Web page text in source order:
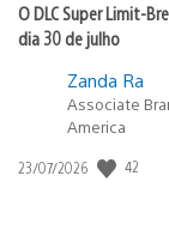
O DLC Super Limit-
dia 30 de julho
Zanda Ra
Associate
America
Data
23/07/2026 42